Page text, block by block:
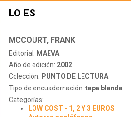
LO ES
MCCOURT, FRANK
Editorial: MAEVA
Año de edición: 2002
Colección: PUNTO DE LECTURA
Tipo de encuadernación: tapa blanda
Categorías:
LOW COST - 1, 2 Y 3 EUROS